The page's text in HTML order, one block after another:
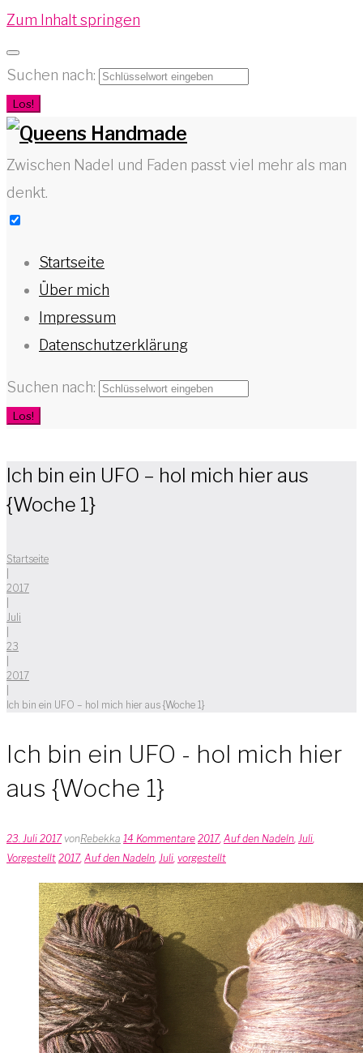
Zum Inhalt springen
Suchen nach:
Los!
Zwischen Nadel und Faden passt viel mehr als man
denkt.
Startseite
Über mich
Impressum
Datenschutzerklärung
Suchen nach:
Los!
Ich bin ein UFO – hol mich hier aus
{Woche 1}
Startseite
2017
Juli
23
2017
Ich bin ein UFO – hol mich hier aus {Woche 1}
Ich bin ein UFO - hol mich hier
aus {Woche 1}
23. Juli 2017 vonRebekka 14 Kommentare 2017, Auf den Nadeln, Juli,
Vorgestellt 2017, Auf den Nadeln, Juli, vorgestellt